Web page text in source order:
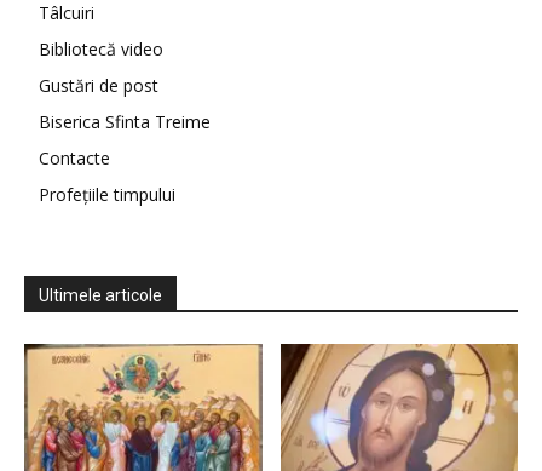
Tâlcuiri
Bibliotecă video
Gustări de post
Biserica Sfinta Treime
Contacte
Profețiile timpului
Ultimele articole